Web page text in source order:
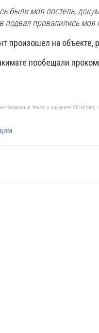
были моя постель,
подвал провалились моя
произошел на
пообещали
текст и нажмите Ctrl+Enter,